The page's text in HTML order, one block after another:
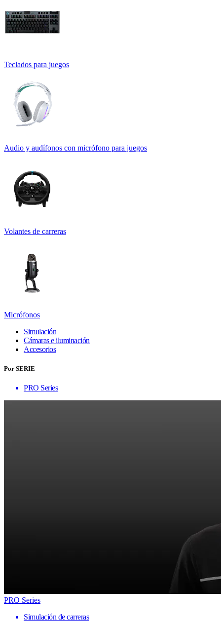
Teclados para juegos
Audio y audífonos con micrófono para juegos
Volantes de carreras
Micrófonos
Simulación
Cámaras e iluminación
Accesorios
Por SERIE
PRO Series
PRO Series
Simulación de carreras